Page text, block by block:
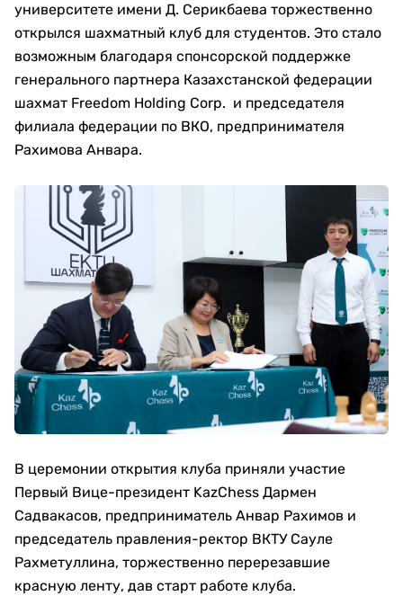
университете имени Д. Серикбаева торжественно
открылся шахматный клуб для студентов. Это стало
возможным благодаря спонсорской поддержке
генерального партнера Казахстанской федерации
шахмат Freedom Holding Corp. и председателя
филиала федерации по ВКО, предпринимателя
Рахимова Анвара.
В церемонии открытия клуба приняли участие
Первый Вице-президент KazChess Дармен
Садвакасов, предприниматель Анвар Рахимов и
председатель правления-ректор ВКТУ Сауле
Рахметуллина, торжественно перерезавшие
красную ленту, дав старт работе клуба.